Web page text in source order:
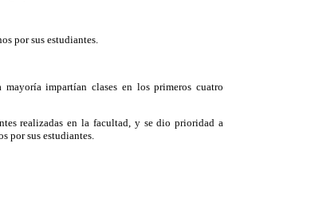
por sus estudiantes.
impartían clases en los primeros cuatro
realizadas en la facultad, y se dio prioridad a
por sus estudiantes.